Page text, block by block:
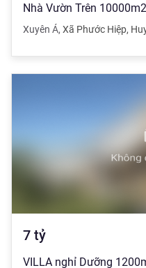
Xuyên Á, Xã Phước Hiệp,
7 tỷ